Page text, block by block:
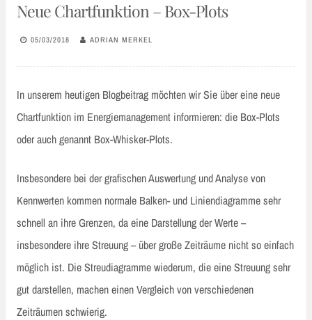
Neue Chartfunktion – Box-Plots
05/03/2018 ADRIAN MERKEL
In unserem heutigen Blogbeitrag möchten wir Sie über eine neue
Chartfunktion im Energiemanagement informieren: die Box-Plots
oder auch genannt Box-Whisker-Plots.
Insbesondere bei der grafischen Auswertung und Analyse von
Kennwerten kommen normale Balken- und Liniendiagramme sehr
schnell an ihre Grenzen, da eine Darstellung der Werte –
insbesondere ihre Streuung – über große Zeiträume nicht so einfach
möglich ist. Die Streudiagramme wiederum, die eine Streuung sehr
gut darstellen, machen einen Vergleich von verschiedenen
Zeiträumen schwierig.